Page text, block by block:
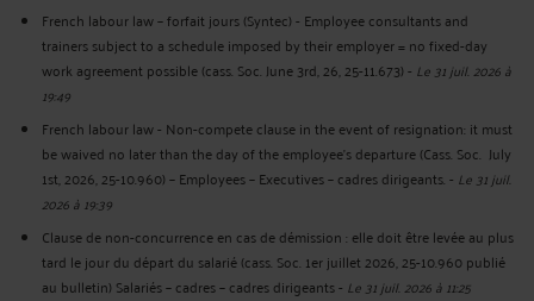
French labour law – forfait jours (Syntec) - Employee consultants and
trainers subject to a schedule imposed by their employer = no fixed-day
work agreement possible (cass. Soc. June 3rd, 26, 25-11.673)- Le 31 juil. 2026 à
19:49
French labour law - Non-compete clause in the event of resignation: it must
be waived no later than the day of the employee's departure (Cass. Soc. July
1st, 2026, 25-10.960) – Employees – Executives – cadres dirigeants.- Le 31 juil.
2026 à 19:39
Clause de non-concurrence en cas de démission : elle doit être levée au plus
tard le jour du départ du salarié (cass. Soc. 1er juillet 2026, 25-10.960 publié
au bulletin) Salariés – cadres – cadres dirigeants- Le 31 juil. 2026 à 11:25